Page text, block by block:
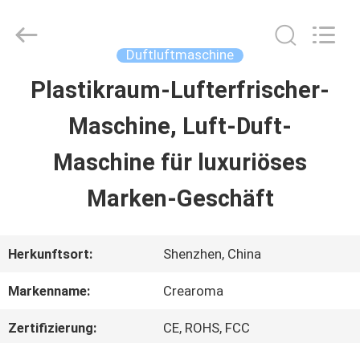
HAUS
PRODUKTE
Online
Reserved.
Duftluftmaschine
Plastikraum-Lufterfrischer-
Maschine, Luft-Duft-
Maschine für luxuriöses
Marken-Geschäft
Herkunftsort: Shenzhen, China
Markenname: Crearoma
Zertifizierung: CE, ROHS, FCC